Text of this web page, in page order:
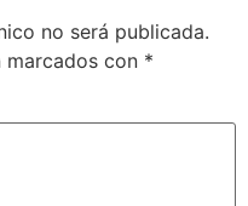
no será publicada.
con *